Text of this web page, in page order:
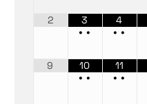
2
3
••
4
••
9
10
••
11
••